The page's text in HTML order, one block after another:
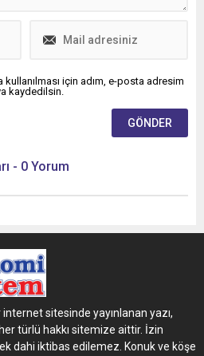
için adım, e-posta adresim
kaydedilsin.
- 0 Yorum
sitesinde yayınlanan yazı,
türlü hakkı sitemize aittir. İzin
dahi iktibas edilemez. Konuk ve köşe